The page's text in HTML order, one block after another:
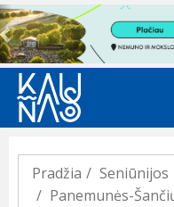
Previous
Pradžia
Seniūnijos
Panemunės-